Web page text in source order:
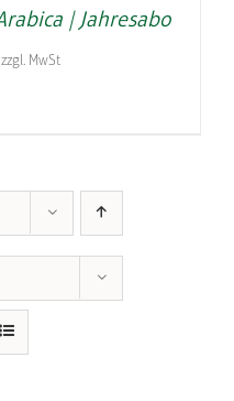
| Jahresabo
zzgl. MwSt